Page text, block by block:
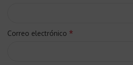
Correo electrónico *